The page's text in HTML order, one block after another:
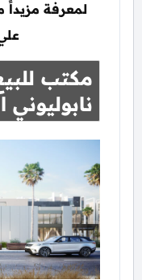
لمعرفة
مكتب